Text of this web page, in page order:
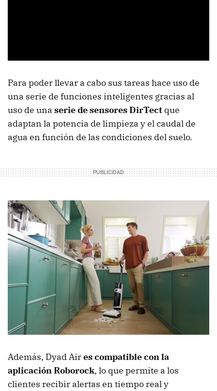
Para poder llevar a cabo sus tareas hace uso de
una serie de funciones inteligentes gracias al
uso de una serie de sensores DirTect que
adaptan la potencia de limpieza y el caudal de
agua en función de las condiciones del suelo.
Además, Dyad Aires compatible con la
aplicación Roborock, lo que permite a los
clientes recibir alertas en tiempo real y